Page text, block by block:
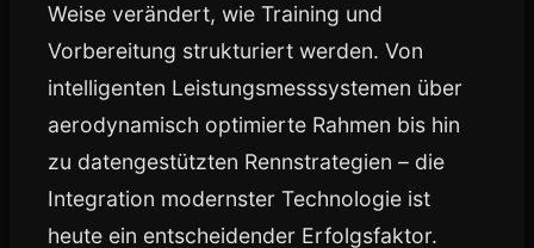
Weise verändert, wie Training und
Vorbereitung strukturiert werden. Von
intelligenten Leistungsmesssystemen über
aerodynamisch optimierte Rahmen bis hin
zu datengestützten Rennstrategien – die
Integration modernster Technologie ist
heute ein entscheidender Erfolgsfaktor.